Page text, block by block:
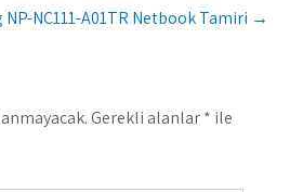
NP-NC111-A01TR Netbook Tamiri →
Gerekli alanlar* ile